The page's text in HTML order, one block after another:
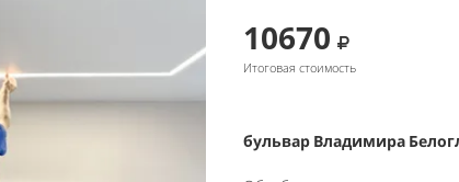
10670
Итоговая стоимость
бульвар Владимира